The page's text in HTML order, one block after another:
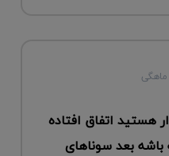
هستید اتفاق افتاده
بعد سوناهای